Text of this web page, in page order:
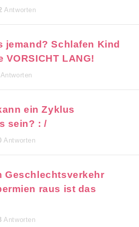
Antworten
jemand? Schlafen Kind
VORSICHT LANG!
Antworten
ein Zyklus
sein? : /
Antworten
Geschlechtsverkehr
raus ist das
Antworten